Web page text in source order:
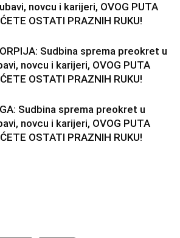
novcu i karijeri, OVOG PUTA
OSTATI PRAZNIH RUKU!
Sudbina sprema preokret u
novcu i karijeri, OVOG PUTA
OSTATI PRAZNIH RUKU!
Sudbina sprema preokret u
novcu i karijeri, OVOG PUTA
OSTATI PRAZNIH RUKU!